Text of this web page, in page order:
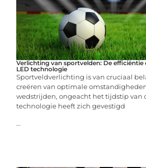
Verlichting van sportvelden: De efficiëntie
LED technologie
Sportveldverlichting is van cruciaal
creëren van optimale
wedstrijden, ongeacht het tijdstip van
technologie heeft zich gevestigd
...